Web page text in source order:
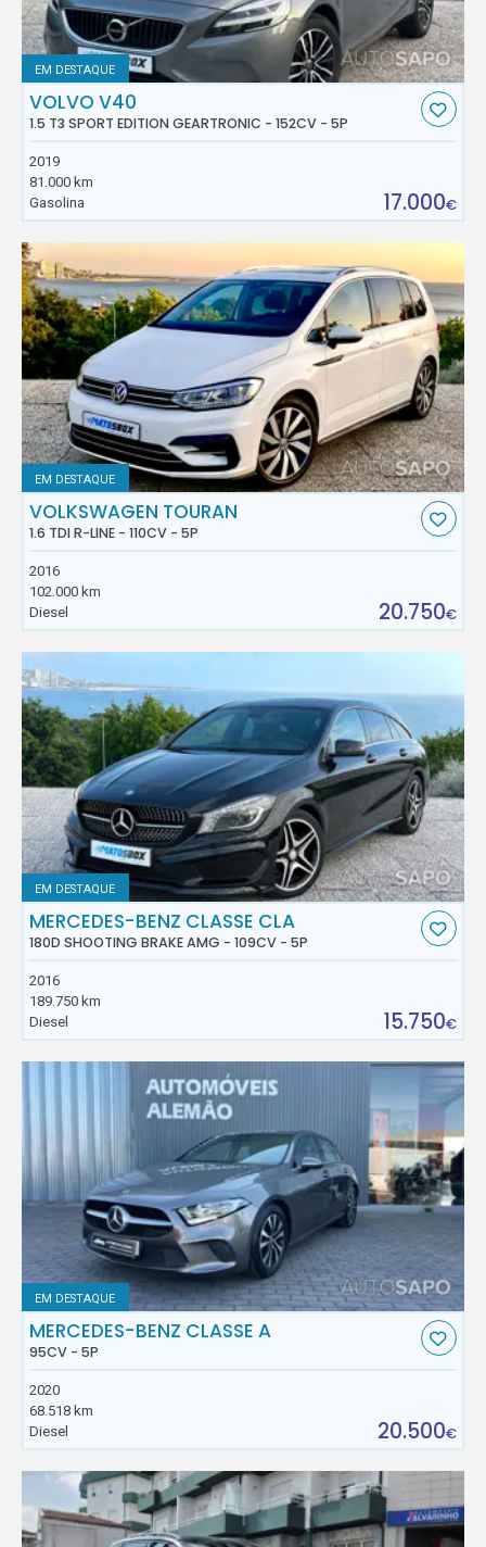
EM DESTAQUE
VOLVO V40
1.5 T3 SPORT EDITION GEARTRONIC - 152CV - 5P
2019
81.000 km
Gasolina
17.000€
EM DESTAQUE
VOLKSWAGEN TOURAN
1.6 TDI R-LINE - 110CV - 5P
2016
102.000 km
Diesel
20.750€
EM DESTAQUE
MERCEDES-BENZ CLASSE CLA
180D SHOOTING BRAKE AMG - 109CV - 5P
2016
189.750 km
Diesel
15.750€
EM DESTAQUE
MERCEDES-BENZ CLASSE A
95CV - 5P
2020
68.518 km
Diesel
20.500€